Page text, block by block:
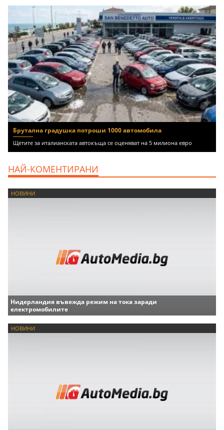
Брутална градушка потроши 1000 автомобила
Щетите за италианската автокъща се оценяват на 5 милиона евро
НАЙ-КОМЕНТИРАНИ
НОВИНИ
Нидерландия въвежда режим на тока заради
електромобилите
НОВИНИ